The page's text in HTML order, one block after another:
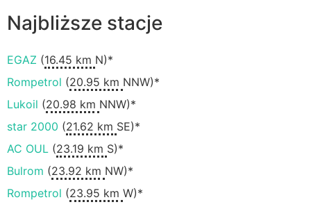
Najbliższe stacje
EGAZ (16.45 km N)*
Rompetrol (20.95 km NNW)*
Lukoil (20.98 km NNW)*
star 2000 (21.62 km SE)*
AC OUL (23.19 km S)*
Bulrom (23.92 km NW)*
Rompetrol (23.95 km W)*